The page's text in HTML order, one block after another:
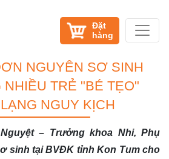
Đặt
hàng
NGUYÊN SƠ SINH
TRẺ "BÉ TẸO"
NGUY KỊCH
– Trưởng khoa Nhi, Phụ
sinh tại BVĐK tỉnh Kon Tum cho